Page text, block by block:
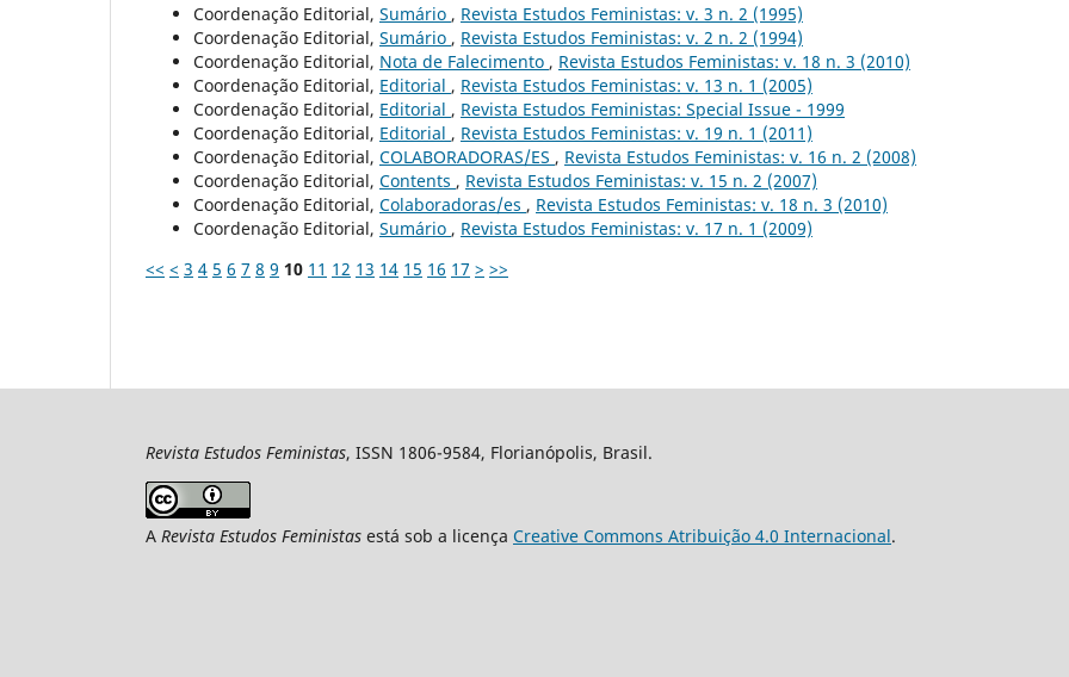
Coordenação Editorial, Sumário , Revista Estudos Feministas: v. 3 n. 2 (1995)
Coordenação Editorial, Sumário , Revista Estudos Feministas: v. 2 n. 2 (1994)
Coordenação Editorial, Nota de Falecimento , Revista Estudos Feministas: v. 18 n. 3 (2010)
Coordenação Editorial, Editorial , Revista Estudos Feministas: v. 13 n. 1 (2005)
Coordenação Editorial, Editorial , Revista Estudos Feministas: Special Issue - 1999
Coordenação Editorial, Editorial , Revista Estudos Feministas: v. 19 n. 1 (2011)
Coordenação Editorial, COLABORADORAS/ES , Revista Estudos Feministas: v. 16 n. 2 (2008)
Coordenação Editorial, Contents , Revista Estudos Feministas: v. 15 n. 2 (2007)
Coordenação Editorial, Colaboradoras/es , Revista Estudos Feministas: v. 18 n. 3 (2010)
Coordenação Editorial, Sumário , Revista Estudos Feministas: v. 17 n. 1 (2009)
<< < 3 4 5 6 7 8 9 10 11 12 13 14 15 16 17 > >>
Revista Estudos Feministas, ISSN 1806-9584, Florianópolis, Brasil.
A Revista Estudos Feministas está sob a licença Creative Commons Atribuição 4.0 Internacional.